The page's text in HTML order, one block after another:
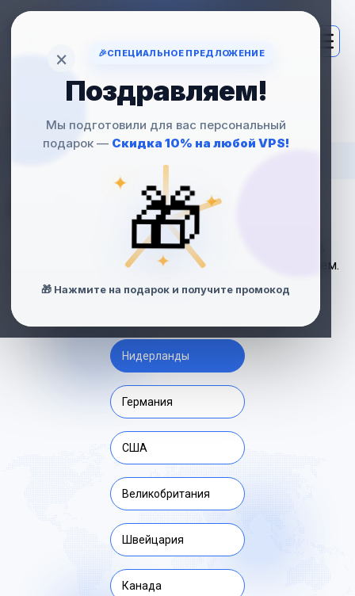
АРЕНДА
VPS СЕРВЕРОВ
ДЛЯ GO И GIN
Производительный VPS-хостинг для Go и Gin
Framework: root-доступ, Docker, PostgreSQL, CI/CD,
кастомные бинарники и безопасность под контролем.
Нидерланды
Германия
США
Великобритания
Швейцария
Канада
× 🎉СПЕЦИАЛЬНОЕ ПРЕДЛОЖЕНИЕ
Поздравляем!
Мы подготовили для вас персональный
подарок — Скидка 10% на любой VPS!
✦
✦
✦
🎁
🎁 Нажмите на подарок и получите промокод